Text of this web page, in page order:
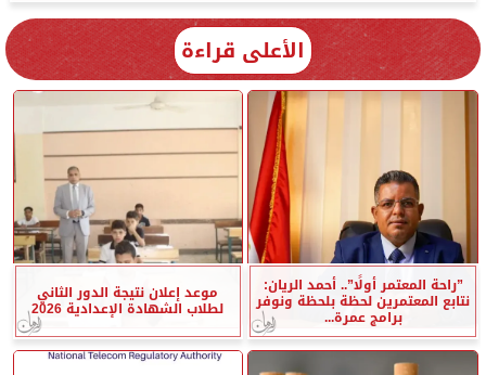
الأعلى قراءة
”راحة المعتمر أولًا”.. أحمد الريان:
نتابع المعتمرين لحظة بلحظة ونوفر
برامج عمرة...
موعد إعلان نتيجة الدور الثاني
لطلاب الشهادة الإعدادية 2026